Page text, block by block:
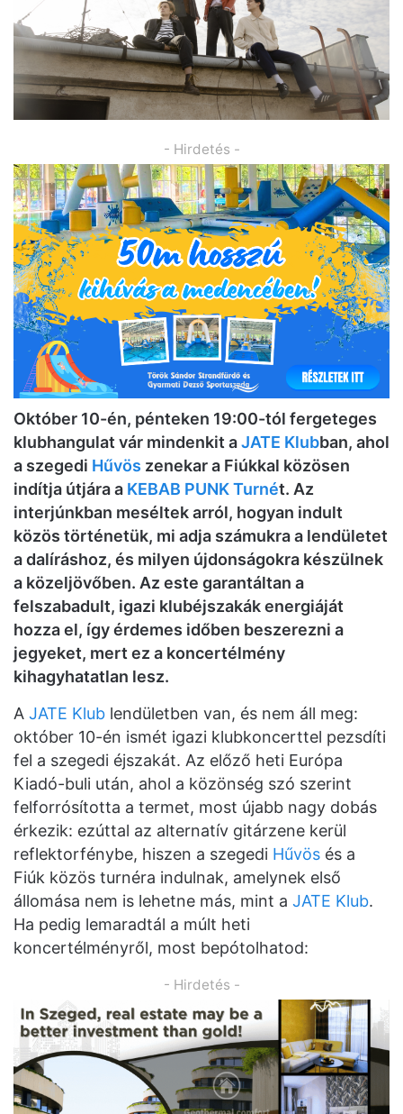
- Hirdetés -
Október 10-én, pénteken 19:00-tól fergeteges
klubhangulat vár mindenkit aJATE Klubban, ahol
a szegedi Hűvös zenekar a Fiúkkal közösen
indítja útjára a KEBAB PUNK Turnét. Az
interjúnkban meséltek arról, hogyan indult
közös történetük, mi adja számukra a lendületet
a dalíráshoz, és milyen újdonságokra készülnek
a közeljövőben. Az este garantáltan a
felszabadult, igazi klubéjszakák energiáját
hozza el, így érdemes időben beszerezni a
jegyeket, mert ez a koncertélmény
kihagyhatatlan lesz.
A JATE Klub lendületben van, és nem áll meg:
október 10-én ismét igazi klubkoncerttel pezsdíti
fel a szegedi éjszakát. Az előző heti Európa
Kiadó-buli után, ahol a közönség szó szerint
felforrósította a termet, most újabb nagy dobás
érkezik: ezúttal az alternatív gitárzene kerül
reflektorfénybe, hiszen a szegedi Hűvös és a
Fiúk közös turnéra indulnak, amelynek első
állomása nem is lehetne más, mint a JATE Klub.
Ha pedig lemaradtál a múlt heti
koncertélményről, most bepótolhatod:
- Hirdetés -